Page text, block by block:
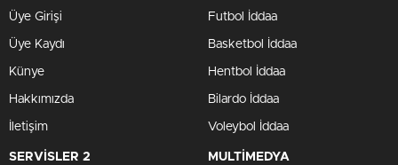
Üye Girişi
Üye Kaydı
Künye
Hakkımızda
İletişim
Futbol İddaa
Basketbol İddaa
Hentbol İddaa
Bilardo İddaa
Voleybol İddaa
SERVİSLER 2 MULTİMEDYA